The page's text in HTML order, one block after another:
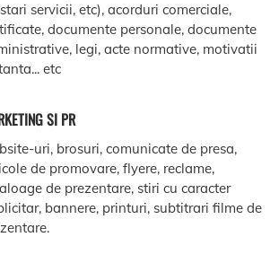
servicii, etc), acorduri comerciale,
documente personale, documente
legi, acte normative, motivatii
etc
SI PR
uri, brosuri, comunicate de presa,
de promovare, flyere, reclame,
de prezentare, stiri cu caracter
bannere, printuri, subtitrari filme de